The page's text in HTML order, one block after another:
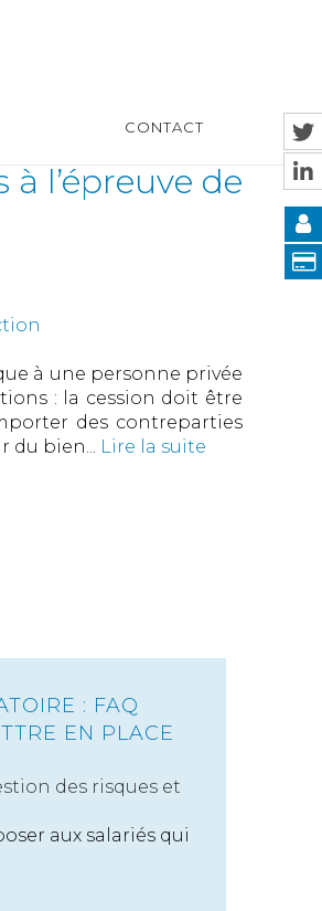
CONTACT
l’épreuve de
à une personne privée
: la cession doit être
des contreparties
du bien... Lire la suite
: FAQ
EN PLACE
des risques et
aux salariés qui